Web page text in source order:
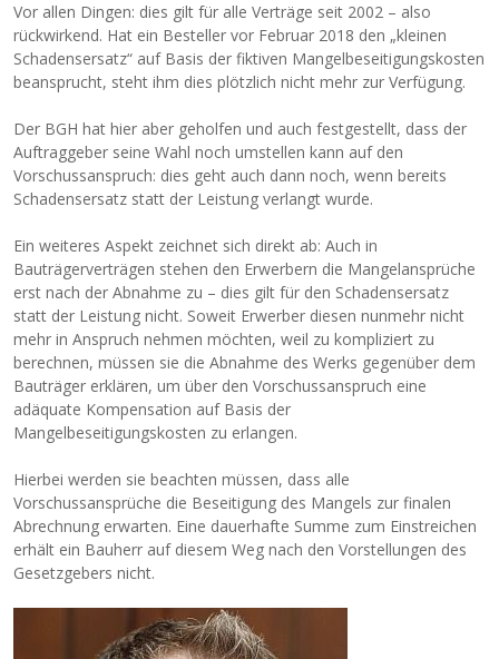
Vor allen Dingen: dies gilt für alle Verträge seit 2002 – also
rückwirkend. Hat ein Besteller vor Februar 2018 den „kleinen
Schadensersatz“ auf Basis der fiktiven Mangelbeseitigungskosten
beansprucht, steht ihm dies plötzlich nicht mehr zur Verfügung.
Der BGH hat hier aber geholfen und auch festgestellt, dass der
Auftraggeber seine Wahl noch umstellen kann auf den
Vorschussanspruch: dies geht auch dann noch, wenn bereits
Schadensersatz statt der Leistung verlangt wurde.
Ein weiteres Aspekt zeichnet sich direkt ab: Auch in
Bauträgerverträgen stehen den Erwerbern die Mangelansprüche
erst nach der Abnahme zu – dies gilt für den Schadensersatz
statt der Leistung nicht. Soweit Erwerber diesen nunmehr nicht
mehr in Anspruch nehmen möchten, weil zu kompliziert zu
berechnen, müssen sie die Abnahme des Werks gegenüber dem
Bauträger erklären, um über den Vorschussanspruch eine
adäquate Kompensation auf Basis der
Mangelbeseitigungskosten zu erlangen.
Hierbei werden sie beachten müssen, dass alle
Vorschussansprüche die Beseitigung des Mangels zur finalen
Abrechnung erwarten. Eine dauerhafte Summe zum Einstreichen
erhält ein Bauherr auf diesem Weg nach den Vorstellungen des
Gesetzgebers nicht.